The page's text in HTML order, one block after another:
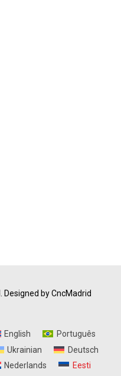
Designed by CncMadrid
English
Português
Ukrainian
Deutsch
Nederlands Eesti